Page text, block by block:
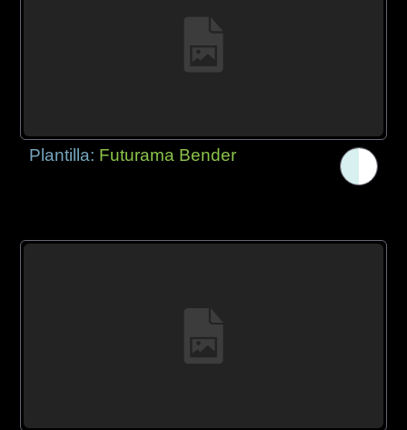
Plantilla: Futurama Bender